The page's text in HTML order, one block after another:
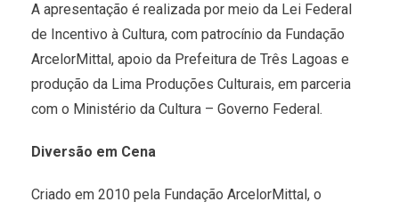
A apresentação é realizada por meio da Lei Federal
de Incentivo à Cultura, com patrocínio da Fundação
ArcelorMittal, apoio da Prefeitura de Três Lagoas e
produção da Lima Produções Culturais, em parceria
com o Ministério da Cultura – Governo Federal.
Diversão em Cena
Criado em 2010 pela Fundação ArcelorMittal, o